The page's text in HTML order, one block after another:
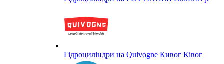
Гідроциліндри на Quivogne Кивог Ківог